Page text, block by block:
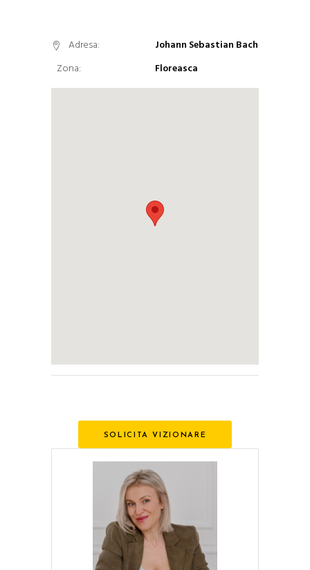
Adresa:
Johann Sebastian Bach
Zona:
Floreasca
SOLICITA VIZIONARE